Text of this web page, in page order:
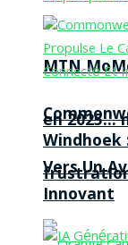
MTN
en 2025…
Windhoek
Vers Un
Innovant